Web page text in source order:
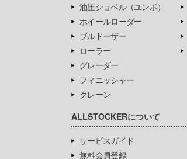
油圧ショベル（ユンボ）
ホイールローダー
ブルドーザー
ローラー
グレーダー
フィニッシャー
クレーン
ALLSTOCKERについて
サービスガイド
無料会員登録